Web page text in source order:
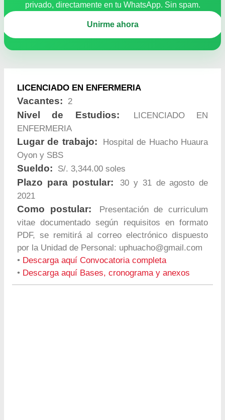
privado, directamente en tu WhatsApp. Sin spam.
Unirme ahora
LICENCIADO EN ENFERMERIA
Vacantes: 2
Nivel de Estudios:
LICENCIADO EN
ENFERMERIA
Lugar de trabajo:
Hospital de Huacho Huaura
Oyon y SBS
Sueldo: S/. 3,344.00 soles
Plazo para postular:
30 y 31 de agosto de
2021
Como postular:
Presentación de curriculum
vitae documentado según requisitos en formato
PDF, se remitirá al correo electrónico dispuesto
por la Unidad de Personal: uphuacho@gmail.com
• Descarga aquí Convocatoria completa
• Descarga aquí Bases, cronograma y anexos